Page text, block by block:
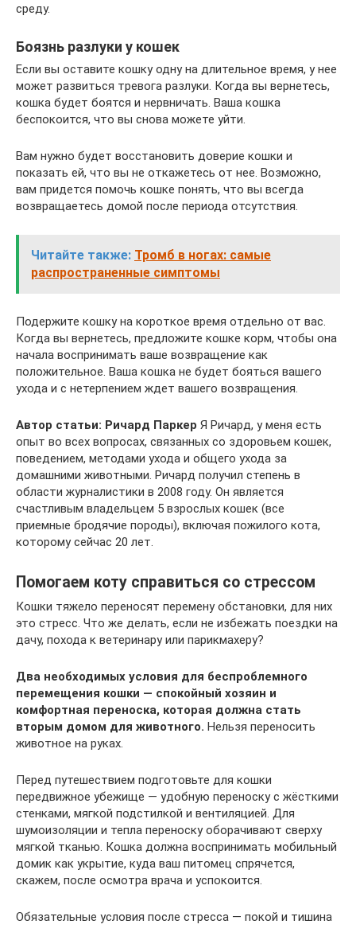
среду.
Боязнь разлуки у кошек
Если вы оставите кошку одну на длительное время, у нее
может развиться тревога разлуки. Когда вы вернетесь,
кошка будет боятся и нервничать. Ваша кошка
беспокоится, что вы снова можете уйти.
Вам нужно будет восстановить доверие кошки и
показать ей, что вы не откажетесь от нее. Возможно,
вам придется помочь кошке понять, что вы всегда
возвращаетесь домой после периода отсутствия.
Читайте также: Тромб в ногах: самые
распространенные симптомы
Подержите кошку на короткое время отдельно от вас.
Когда вы вернетесь, предложите кошке корм, чтобы она
начала воспринимать ваше возвращение как
положительное. Ваша кошка не будет бояться вашего
ухода и с нетерпением ждет вашего возвращения.
Автор статьи: Ричард Паркер Я Ричард, у меня есть
опыт во всех вопросах, связанных со здоровьем кошек,
поведением, методами ухода и общего ухода за
домашними животными. Ричард получил степень в
области журналистики в 2008 году. Он является
счастливым владельцем 5 взрослых кошек (все
приемные бродячие породы), включая пожилого кота,
которому сейчас 20 лет.
Помогаем коту справиться со стрессом
Кошки тяжело переносят перемену обстановки, для них
это стресс. Что же делать, если не избежать поездки на
дачу, похода к ветеринару или парикмахеру?
Два необходимых условия для беспроблемного
перемещения кошки — спокойный хозяин и
комфортная переноска, которая должна стать
вторым домом для животного. Нельзя переносить
животное на руках.
Перед путешествием подготовьте для кошки
передвижное убежище — удобную переноску с жёсткими
стенками, мягкой подстилкой и вентиляцией. Для
шумоизоляции и тепла переноску оборачивают сверху
мягкой тканью. Кошка должна воспринимать мобильный
домик как укрытие, куда ваш питомец спрячется,
скажем, после осмотра врача и успокоится.
Обязательные условия после стресса — покой и тишина